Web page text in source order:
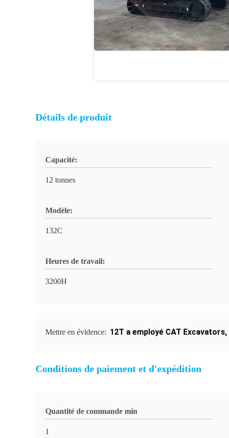
Détails de produit
Capacité:
12 tonnes
Modèle:
132C
Heures de travail:
3200H
Mettre en évidence: 12T a employé CAT Excavators,
Conditions de paiement et d'expédition
Quantité de commande min
1